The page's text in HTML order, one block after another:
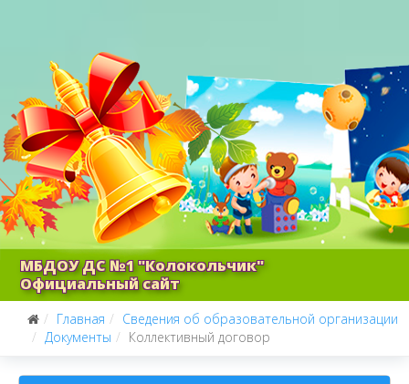
МБДОУ ДС №1 "Колокольчик"
Официальный сайт
Главная
Сведения об образовательной организации
Документы
Коллективный договор